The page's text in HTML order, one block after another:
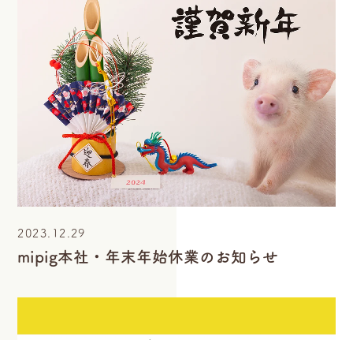
2023.12.29
mipig本社・年末年始休業のお知らせ